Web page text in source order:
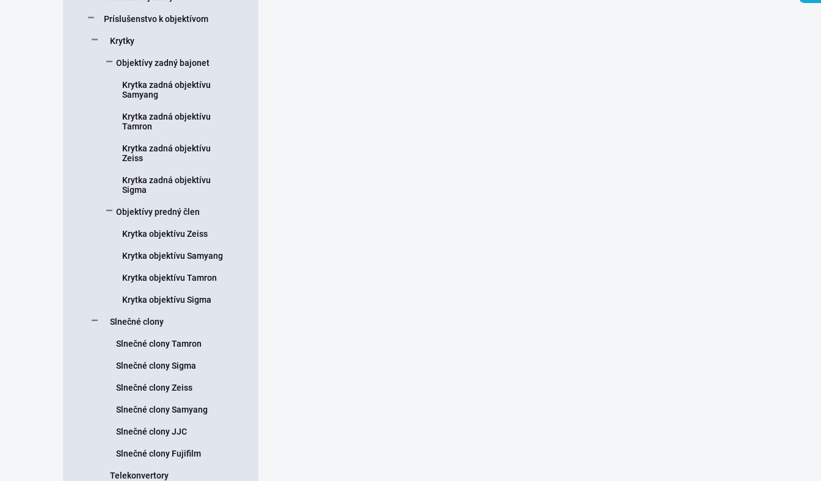
Príslušenstvo k objektívom
Krytky
Objektívy zadný bajonet
Krytka zadná objektívu
Samyang
Krytka zadná objektívu
Tamron
Krytka zadná objektívu
Zeiss
Krytka zadná objektívu
Sigma
Objektívy predný člen
Krytka objektívu Zeiss
Krytka objektívu Samyang
Krytka objektívu Tamron
Krytka objektívu Sigma
Slnečné clony
Slnečné clony Tamron
Slnečné clony Sigma
Slnečné clony Zeiss
Slnečné clony Samyang
Slnečné clony JJC
Slnečné clony Fujifilm
Telekonvertory